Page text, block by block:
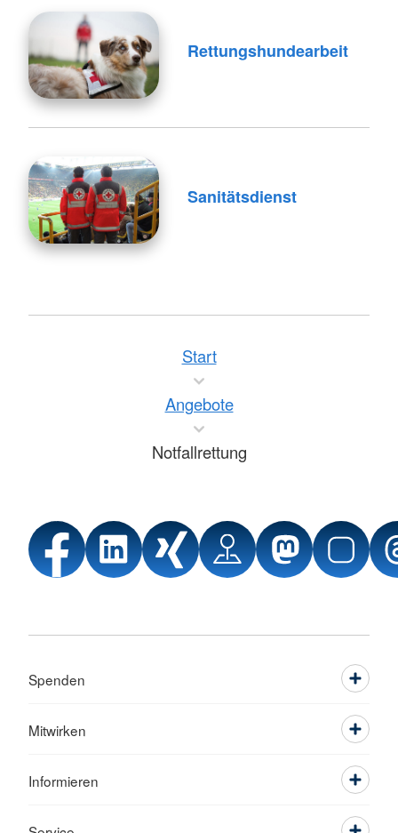
Rettungshundearbeit
Sanitätsdienst
Start
Angebote
Notfallrettung
Spenden
Mitwirken
Informieren